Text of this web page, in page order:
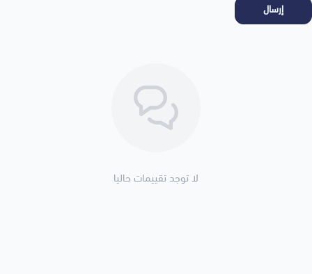
إرسال
لا توجد تقييمات حاليا